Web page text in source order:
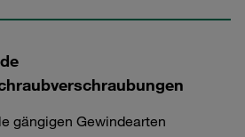
gängigen Gewindearten